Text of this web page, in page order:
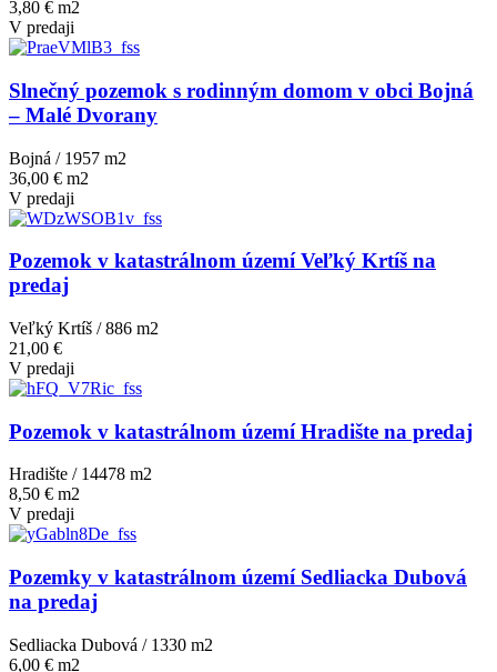
3,80 € m2
V predaji
Slnečný pozemok s rodinným domom v obci Bojná
– Malé Dvorany
Bojná / 1957 m2
36,00 € m2
V predaji
Pozemok v katastrálnom území Veľký Krtíš na
predaj
Veľký Krtíš / 886 m2
21,00 €
V predaji
Pozemok v katastrálnom území Hradište na predaj
Hradište / 14478 m2
8,50 € m2
V predaji
Pozemky v katastrálnom území Sedliacka Dubová
na predaj
Sedliacka Dubová / 1330 m2
6,00 € m2